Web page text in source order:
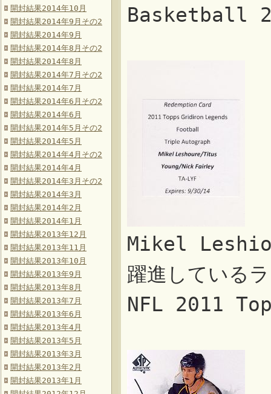
開封結果2014年10月
開封結果2014年9月その2
開封結果2014年9月
開封結果2014年8月その2
開封結果2014年8月
開封結果2014年7月その2
開封結果2014年7月
開封結果2014年6月その2
開封結果2014年6月
開封結果2014年5月その2
開封結果2014年5月
開封結果2014年4月その2
開封結果2014年4月
開封結果2014年3月その2
開封結果2014年3月
開封結果2014年2月
開封結果2014年1月
開封結果2013年12月
開封結果2013年11月
開封結果2013年10月
開封結果2013年9月
開封結果2013年8月
開封結果2013年7月
開封結果2013年6月
開封結果2013年4月
開封結果2013年5月
開封結果2013年3月
開封結果2013年2月
開封結果2013年1月
Basketball
Mikel
躍進している
NFL 2011